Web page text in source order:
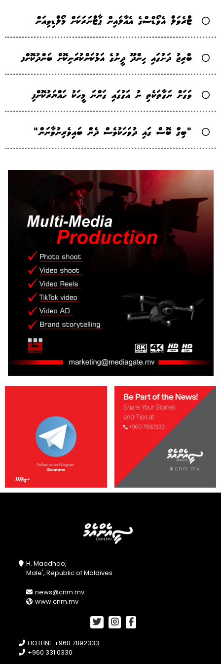
ޓްރެވަލް އެވޯޑްސްގެ އެއާލައިން ޕާޓްނަރަކަށް މޯލްޑިވިއަން
ބްރިޖު ދަށުގައި ހިންދޫ ދީނުގެ އަޅުކަންކުރަނިކޮށް ބަންދުކޮށްފ
ވަގަށް ނަގާތަކެތި ނު އަގުގައި ގަންނަ މީހަކު ހައްޔަރުކޮށްފި
"ބިގް ބޮސް ގައި ދުވަހަކުވެސް ދެން ބައިވެރިނުވާނަން"
H. Maadhoo,
Male', Republic of Maldives
news@cnm.mv
www.cnm.mv
HOTLINE +960 7892333
+960 331 0330